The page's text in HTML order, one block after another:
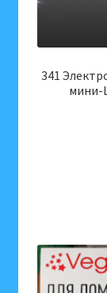
341
мини-